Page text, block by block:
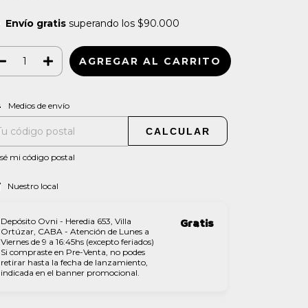
Envío gratis superando los $90.000
para el CP:
Medios de envío
CALCULAR
mi código postal
Nuestro local
Depósito Ovni - Heredia 653, Villa
Ortúzar, CABA - Atención de Lunes a
Viernes de 9 a 16:45hs (excepto feriados)
Si compraste en Pre-Venta, no podes
retirar hasta la fecha de lanzamiento,
indicada en el banner promocional.
Gratis